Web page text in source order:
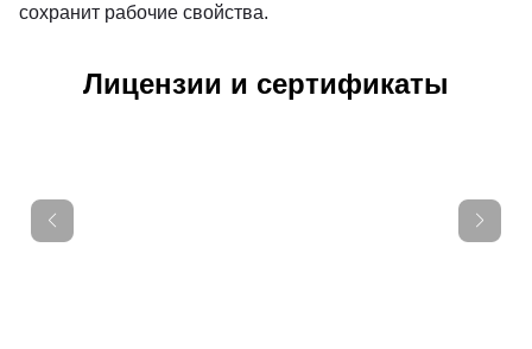
сохранит рабочие свойства.
Лицензии и сертификаты